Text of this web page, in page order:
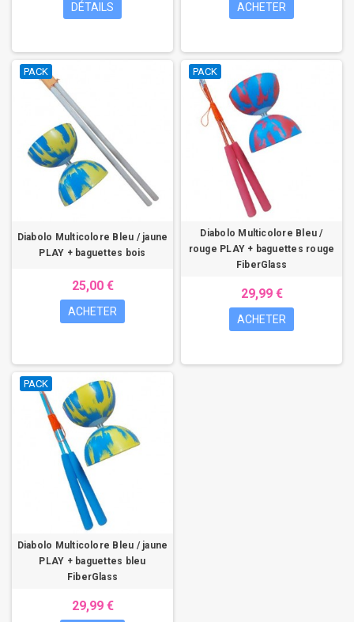
DÉTAILS ACHETER
PACK
Diabolo Multicolore Bleu / jaune
PLAY + baguettes bois
25,00 €
ACHETER
PACK
Diabolo Multicolore Bleu /
rouge PLAY + baguettes rouge
FiberGlass
29,99 €
ACHETER
PACK
Diabolo Multicolore Bleu / jaune
PLAY + baguettes bleu
FiberGlass
29,99 €